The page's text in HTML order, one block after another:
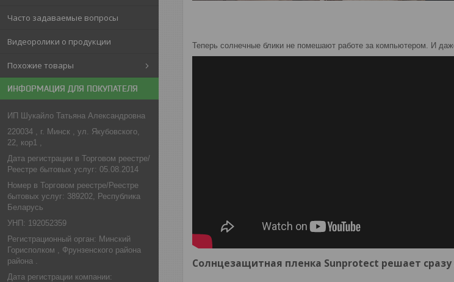
Часто задаваемые вопросы
Видеоролики о продукции
Похожие товары
ИНФОРМАЦИЯ ДЛЯ ПОКУПАТЕЛЯ
ИП Шукайло Татьяна Александровна
220034 , г. Минск , ул. Якубовского,
22, кор1 ,
Дата регистрации в Торговом реестре/
Реестре бытовых услуг: 05.08.2014
Номер в Торговом реестре/Реестре
бытовых услуг: 389202, Республика
Беларусь
УНП: 192052359
Регистрационный орган: Минский
Горисполком , Фрунзенского района
района .
Дата регистрации компании:
Теперь солнечные блики не помешают работе за компьютером. И
Солнцезащитная пленка Sunprotect решает